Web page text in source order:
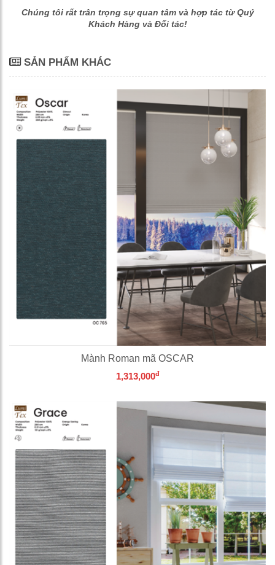
Chúng tôi rất trân trọng sự quan tâm và hợp tác từ Quý
Khách Hàng và Đối tác!
SẢN PHẨM KHÁC
Mành Roman mã OSCAR
1,313,000đ